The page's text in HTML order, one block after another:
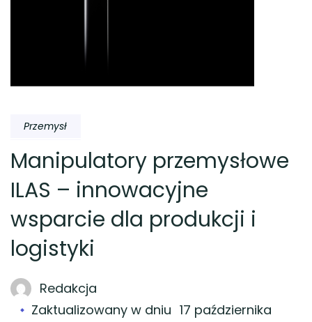
Przemysł
Manipulatory przemysłowe
ILAS – innowacyjne
wsparcie dla produkcji i
logistyki
Redakcja
Zaktualizowany w dniu 17 października